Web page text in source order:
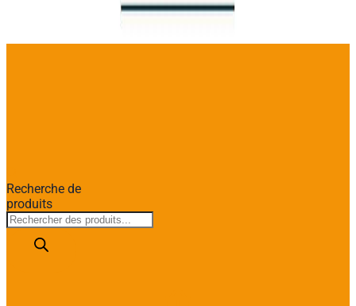
Recherche de
produits